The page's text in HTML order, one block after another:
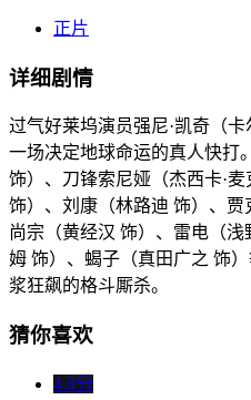
正片
详细剧情
过气好莱坞演员强尼·凯奇（
一场决定地球命运的真人快打
饰）、刀锋索尼娅（杰西卡·
饰）、刘康（林路迪 饰）、贾
尚宗（黄经汉 饰）、雷电（浅
姆 饰）、蝎子（真田广之 饰
浆狂飙的格斗厮杀。
猜你喜欢
4.0分